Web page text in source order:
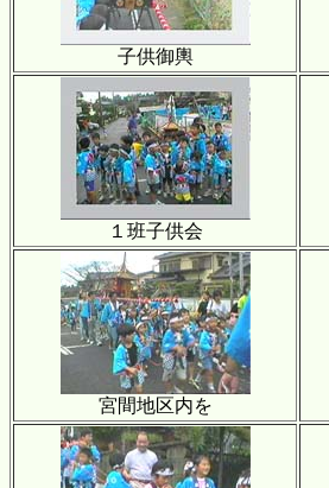
子供御輿
１班子供会
宮間地区内を